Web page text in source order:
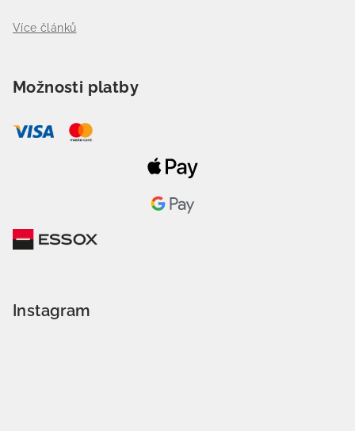
Více článků
Možnosti platby
Instagram